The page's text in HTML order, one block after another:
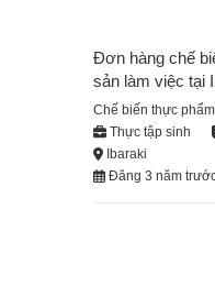
Đơn hàng chế
sản làm việc tại
Chế biến thực phẩm
Thực tập sinh
Ibaraki
Đăng 3 năm